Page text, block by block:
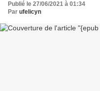
Publié le 27/06/2021 à 01:34
Par ufelicyn